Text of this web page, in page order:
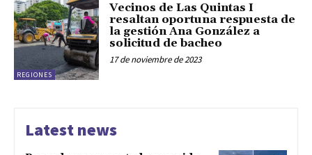
REGIONES
Vecinos de Las Quintas I
resaltan oportuna respuesta de
la gestión Ana González a
solicitud de bacheo
17 de noviembre de 2023
Latest news